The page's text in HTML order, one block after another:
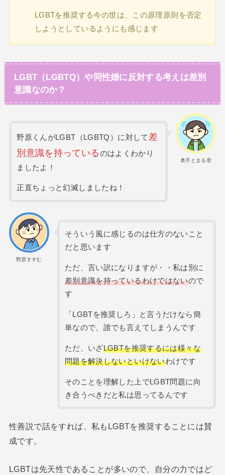
LGBTを推奨する今の世は、この原理原則を否定
しようとしているようにも感じます
LGBT（LGBTQ）や同性婚に反対する考えは差別
意識なのか？
奥手とまる君
野原くんがLGBT（LGBTQ）に対して 差
別意識を持っているのはよくわかり
ましたよ！
正直ちょっと幻滅しましたね！
野原すすむ
そういう風に感じるのは仕方のないこと
だと思います
ただ、言い訳になりますが・・私は別に
差別意識を持っているわけではないので
す
「LGBTを推奨しろ」と言うだけなら簡
単なので、誰でも言えてしまうんです
ただ、いざLGBTを推奨するには様々な
問題を解決しないといけないわけです
そのことを理解した上でLGBT問題に向
き合うべきだと私は思ってるんです
性善説で話をすれば、私もLGBTを推奨することには賛
成です。
LGBTは先天性であることが多いので、自分の力ではど